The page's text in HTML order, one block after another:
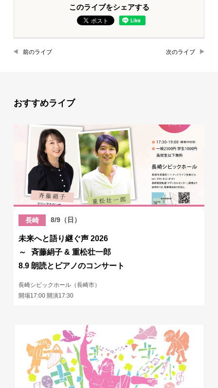
このライブをシェアする
前のライブ 次のライブ
おすすめライブ
長崎 8/9（日）
未来へと語り継ぐ声 2026
～ 斉藤絹子 & 重松壮一郎
8.9 朗読とピアノのコンサート
長崎シビックホール（長崎市）
開場17:00 開演17:30